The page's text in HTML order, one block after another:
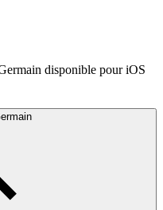
disponible pour iOS